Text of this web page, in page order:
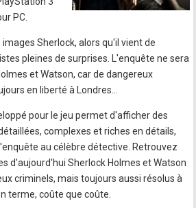
PC.
Sherlock, alors qu'il vient de
pleines de surprises. L'enquête ne sera
et Watson, car de dangereux
en liberté à Londres...
pour le jeu permet d'afficher des
complexes et riches en détails,
au célèbre détective. Retrouvez
d'aujourd'hui Sherlock Holmes et Watson
criminels, mais toujours aussi résolus à
terme, coûte que coûte.